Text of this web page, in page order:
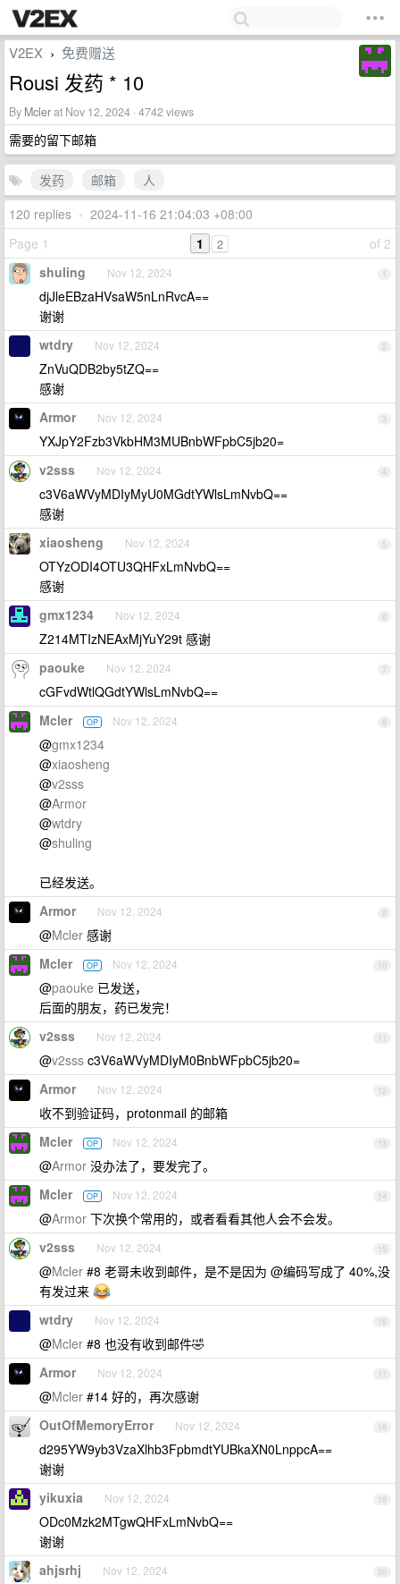
V2EX › 免费赠送
Rousi 发药 * 10
By Mclerat Nov 12, 2024 · 4742 views
需要的留下邮箱
发药 邮箱
人
120 replies • 2024-11-16 21:04:03 +08:00
Page 1
of 2
1 2
1
shuling Nov 12, 2024
djJleEBzaHVsaW5nLnRvcA==
谢谢
2
wtdry Nov 12, 2024
ZnVuQDB2by5tZQ==
感谢
3
Armor Nov 12, 2024
YXJpY2Fzb3VkbHM3MUBnbWFpbC5jb20=
4
v2sss Nov 12, 2024
c3V6aWVyMDIyMyU0MGdtYWlsLmNvbQ==
感谢
5
xiaosheng Nov 12, 2024
OTYzODI4OTU3QHFxLmNvbQ==
感谢
6
gmx1234 Nov 12, 2024
Z214MTIzNEAxMjYuY29t 感谢
7
paouke Nov 12, 2024
cGFvdWtlQGdtYWlsLmNvbQ==
8
Mcler OP Nov 12, 2024
@gmx1234
@xiaosheng
@v2sss
@Armor
@wtdry
@shuling
已经发送。
9
Armor Nov 12, 2024
@Mcler 感谢
10
Mcler OP Nov 12, 2024
@paouke 已发送，
后面的朋友，药已发完！
11
v2sss Nov 12, 2024
@v2sss c3V6aWVyMDIyM0BnbWFpbC5jb20=
12
Armor Nov 12, 2024
收不到验证码，protonmail 的邮箱
13
Mcler OP Nov 12, 2024
@Armor 没办法了，要发完了。
14
Mcler OP Nov 12, 2024
@Armor 下次换个常用的，或者看看其他人会不会发。
15
v2sss Nov 12, 2024
@Mcler #8 老哥未收到邮件，是不是因为 @编码写成了 40%,没
有发过来
16
wtdry Nov 12, 2024
@Mcler #8 也没有收到邮件🤣
17
Armor Nov 12, 2024
@Mcler #14 好的，再次感谢
18
OutOfMemoryError Nov 12, 2024
d295YW9yb3VzaXlhb3FpbmdtYUBkaXN0LnppcA==
谢谢
19
yikuxia Nov 12, 2024
ODc0Mzk2MTgwQHFxLmNvbQ==
谢谢
20
ahjsrhj Nov 12, 2024